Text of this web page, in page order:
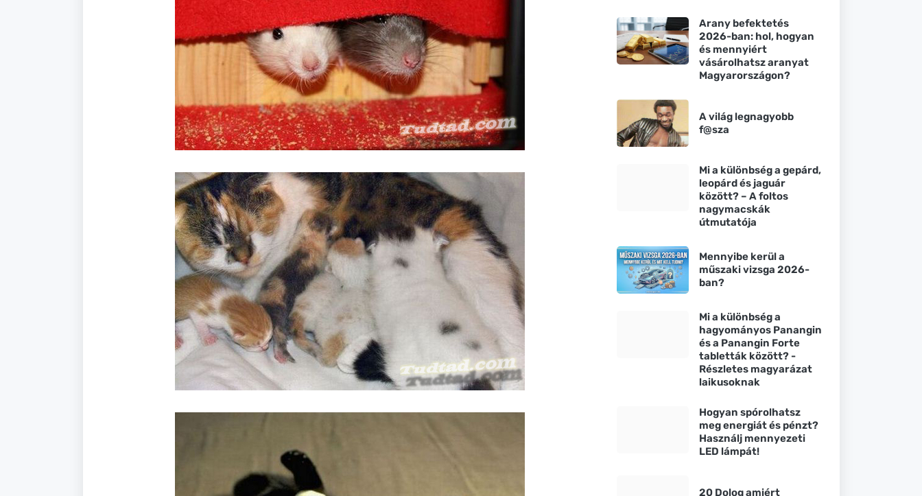
Arany befektetés
2026-ban: hol, hogyan
és mennyiért
vásárolhatsz aranyat
Magyarországon?
A világ legnagyobb
f@sza
Mi a különbség a gepárd,
leopárd és jaguár
között? – A foltos
nagymacskák
útmutatója
Mennyibe kerül a
műszaki vizsga 2026-
ban?
Mi a különbség a
hagyományos Panangin
és a Panangin Forte
tabletták között? -
Részletes magyarázat
laikusoknak
Hogyan spórolhatsz
meg energiát és pénzt?
Használj mennyezeti
LED lámpát!
20 Dolog amiért